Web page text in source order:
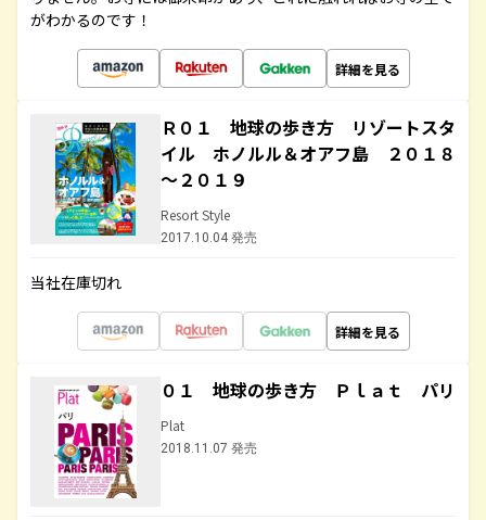
がわかるのです！
詳細を見る
Ｒ０１ 地球の歩き方 リゾートスタ
イル ホノルル＆オアフ島 ２０１８
～２０１９
Resort Style
2017.10.04 発売
当社在庫切れ
詳細を見る
０１ 地球の歩き方 Ｐｌａｔ パリ
Plat
2018.11.07 発売